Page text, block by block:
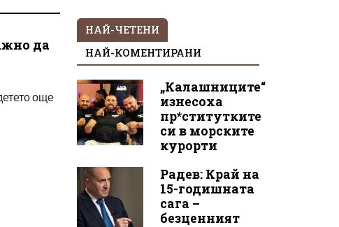
да
още
НАЙ-ЧЕТЕНИ
НАЙ-КОМЕНТИРАНИ
„Калашниците“
изнесоха
пр*ститутките
си в морските
курорти
Радев: Край на
15-годишната
сага –
безценният